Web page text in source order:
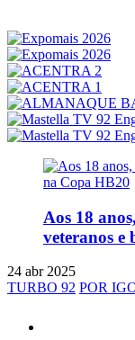
Aos 18
veteranos
24 abr 2025
TURBO 92 POR